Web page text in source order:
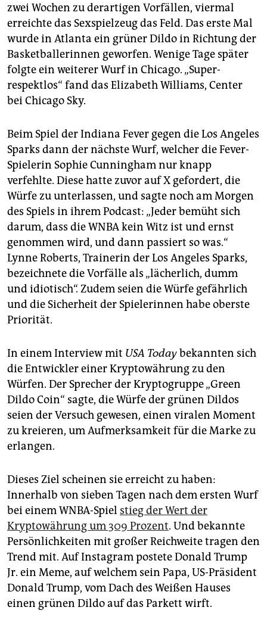
zwei Wochen zu derartigen Vorfällen, viermal
erreichte das Sexspielzeug das Feld. Das erste Mal
wurde in Atlanta ein grüner Dildo in Richtung der
Basketballerinnen geworfen. Wenige Tage später
folgte ein weiterer Wurf in Chicago. „Super­
respektlos“ fand das Eliza­beth Williams, Center
bei Chicago Sky.
Beim Spiel der Indiana Fever gegen die Los Angeles
Sparks dann der nächste Wurf, welcher die Fever-
Spielerin Sophie Cunningham nur knapp
verfehlte. Diese hatte zuvor auf X gefordert, die
Würfe zu unterlassen, und sagte noch am Morgen
des Spiels in ihrem Podcast: „Jeder bemüht sich
darum, dass die WNBA kein Witz ist und ernst
genommen wird, und dann passiert so was.“
Lynne Roberts, Trainerin der Los Angeles Sparks,
bezeichnete die Vorfälle als „lächerlich, dumm
und idiotisch“. Zudem seien die Würfe gefährlich
und die Sicherheit der Spielerinnen habe oberste
Priorität.
In einem Interview mit USA Todaybekannten sich
die Entwickler einer Kryptowährung zu den
Würfen. Der Sprecher der Kryptogruppe „Green
Dildo Coin“ sagte, die Würfe der grünen Dildos
seien der Versuch gewesen, einen viralen Moment
zu kreieren, um Aufmerksamkeit für die Marke zu
erlangen.
Dieses Ziel scheinen sie erreicht zu haben:
Innerhalb von sieben Tagen nach dem ersten Wurf
bei einem WNBA-Spiel stieg der Wert der
Kryptowährung um 309 Prozent. Und bekannte
Persönlichkeiten mit großer Reichweite tragen den
Trend mit. Auf Instagram postete Donald Trump
Jr. ein Meme, auf welchem sein Papa, US-Präsident
Donald Trump, vom Dach des Weißen Hauses
einen grünen Dildo auf das Parkett wirft.